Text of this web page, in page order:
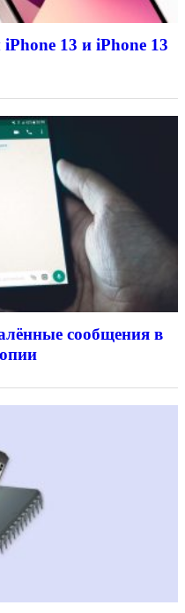
13 и iPhone 13
сообщения в